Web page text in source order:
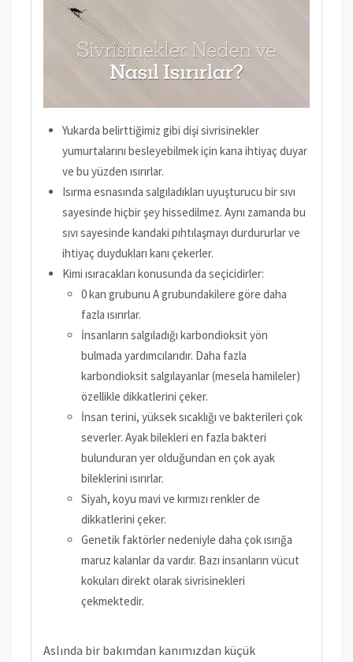
Yukarda belirttiğimiz gibi dişi sivrisinekler
yumurtalarını besleyebilmek için kana ihtiyaç duyar
ve bu yüzden ısırırlar.
Isırma esnasında salgıladıkları uyuşturucu bir sıvı
sayesinde hiçbir şey hissedilmez. Aynı zamanda bu
sıvı sayesinde kandaki pıhtılaşmayı durdururlar ve
ihtiyaç duydukları kanı çekerler.
Kimi ısıracakları konusunda da seçicidirler:
0 kan grubunu A grubundakilere göre daha
fazla ısırırlar.
İnsanların salgıladığı karbondioksit yön
bulmada yardımcılarıdır. Daha fazla
karbondioksit salgılayanlar (mesela hamileler)
özellikle dikkatlerini çeker.
İnsan terini, yüksek sıcaklığı ve bakterileri çok
severler. Ayak bilekleri en fazla bakteri
bulunduran yer olduğundan en çok ayak
bileklerini ısırırlar.
Siyah, koyu mavi ve kırmızı renkler de
dikkatlerini çeker.
Genetik faktörler nedeniyle daha çok ısırığa
maruz kalanlar da vardır. Bazı insanların vücut
kokuları direkt olarak sivrisinekleri
çekmektedir.
Aslında bir bakımdan kanımızdan küçük